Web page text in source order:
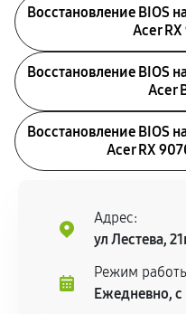
Восстановление BIOS
Acer
Восстановление BIOS
Acer
Восстановление BIOS
Acer RX
Адрес:
ул Лестева,
Режим
Ежедневно,